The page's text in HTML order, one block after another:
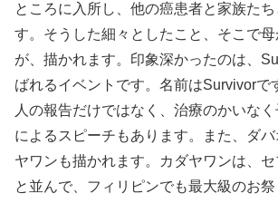
ところに入所し、他の癌患者と家族た
す。そうした細々としたこと、そこで
が、描かれます。印象深かったのは、
ばれるイベントです。名前はSurvivorで
人の報告だけではなく、治療のかいな
によるスピーチもあります。また、ダ
ヤワンも描かれます。カダヤワンは、
と並んで、フィリピンでも最大級のお